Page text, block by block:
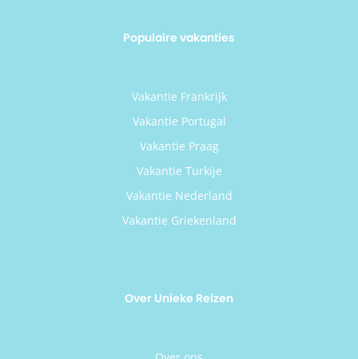
Populaire vakanties
Vakantie Frankrijk
Vakantie Portugal
Vakantie Praag
Vakantie Turkije
Vakantie Nederland
Vakantie Griekenland
Over Unieke Reizen